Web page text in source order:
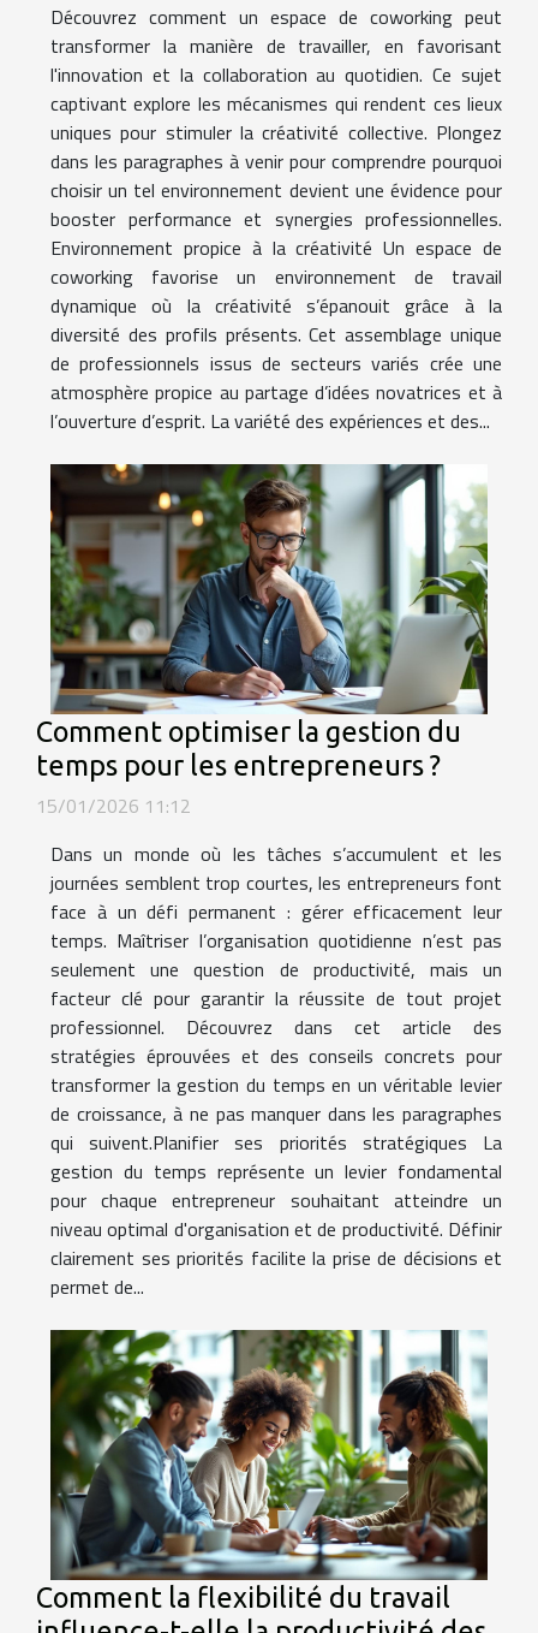
Découvrez comment un espace de coworking peut
transformer la manière de travailler, en favorisant
l'innovation et la collaboration au quotidien. Ce sujet
captivant explore les mécanismes qui rendent ces lieux
uniques pour stimuler la créativité collective. Plongez
dans les paragraphes à venir pour comprendre pourquoi
choisir un tel environnement devient une évidence pour
booster performance et synergies professionnelles.
Environnement propice à la créativité Un espace de
coworking favorise un environnement de travail
dynamique où la créativité s’épanouit grâce à la
diversité des profils présents. Cet assemblage unique
de professionnels issus de secteurs variés crée une
atmosphère propice au partage d’idées novatrices et à
l’ouverture d’esprit. La variété des expériences et des...
Comment optimiser la gestion du
temps pour les entrepreneurs ?
15/01/2026 11:12
Dans un monde où les tâches s’accumulent et les
journées semblent trop courtes, les entrepreneurs font
face à un défi permanent : gérer efficacement leur
temps. Maîtriser l’organisation quotidienne n’est pas
seulement une question de productivité, mais un
facteur clé pour garantir la réussite de tout projet
professionnel. Découvrez dans cet article des
stratégies éprouvées et des conseils concrets pour
transformer la gestion du temps en un véritable levier
de croissance, à ne pas manquer dans les paragraphes
qui suivent.Planifier ses priorités stratégiques La
gestion du temps représente un levier fondamental
pour chaque entrepreneur souhaitant atteindre un
niveau optimal d'organisation et de productivité. Définir
clairement ses priorités facilite la prise de décisions et
permet de...
Comment la flexibilité du travail